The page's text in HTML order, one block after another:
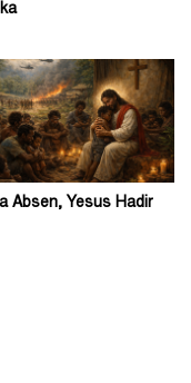
Absen, Yesus Hadir